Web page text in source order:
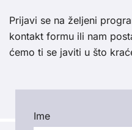
Prijavi se na željeni
kontakt formu ili nam
ćemo ti se javiti u što
Ime
Please leave this